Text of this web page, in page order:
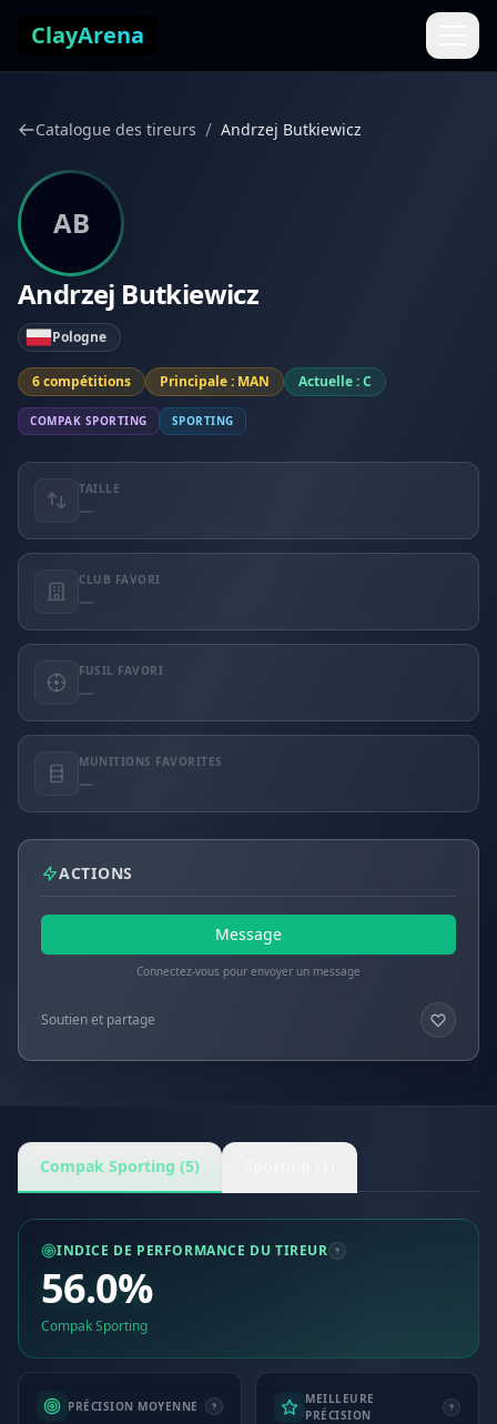
ClayArena
Catalogue des tireurs / Andrzej Butkiewicz
AB
Andrzej Butkiewicz
Pologne
6 compétitions Principale : MAN Actuelle : C
COMPAK SPORTING SPORTING
TAILLE
—
CLUB FAVORI
—
FUSIL FAVORI
—
MUNITIONS FAVORITES
—
ACTIONS
Message
Connectez-vous pour envoyer un message
Soutien et partage
Compak Sporting (5)
INDICE DE PERFORMANCE DU TIREUR
56.0%
Compak Sporting
PRÉCISION MOYENNE
MEILLEURE
PRÉCISION